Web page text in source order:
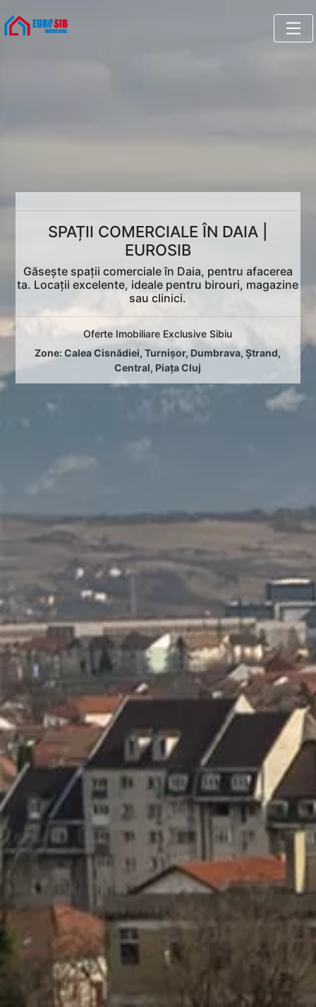
SPAȚII COMERCIALE ÎN DAIA |
EUROSIB
Găsește spații comerciale în Daia, pentru afacerea
ta. Locații excelente, ideale pentru birouri, magazine
sau clinici.
Oferte Imobiliare Exclusive Sibiu
Zone:Calea Cisnădiei,Turnișor,Dumbrava,Ștrand,
Central, Piața Cluj